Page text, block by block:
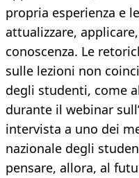
propria esperienza e
attualizzare,
conoscenza. Le
sulle lezioni non
degli studenti, come
durante il webinar
intervista a uno dei
nazionale degli
pensare, allora, al